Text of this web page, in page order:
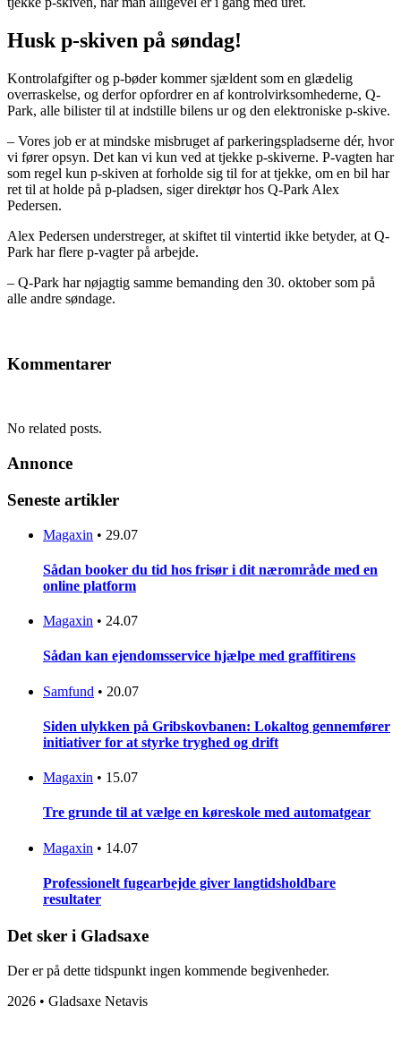
Husk p-skiven på søndag!
Kontrolafgifter og p-bøder kommer sjældent som en glædelig
overraskelse, og derfor opfordrer en af kontrolvirksomhederne, Q-
Park, alle bilister til at indstille bilens ur og den elektroniske p-skive.
– Vores job er at mindske misbruget af parkeringspladserne dér, hvor
vi fører opsyn. Det kan vi kun ved at tjekke p-skiverne. P-vagten har
som regel kun p-skiven at forholde sig til for at tjekke, om en bil har
ret til at holde på p-pladsen, siger direktør hos Q-Park Alex
Pedersen.
Alex Pedersen understreger, at skiftet til vintertid ikke betyder, at Q-
Park har flere p-vagter på arbejde.
– Q-Park har nøjagtig samme bemanding den 30. oktober som på
alle andre søndage.
Kommentarer
No related posts.
Annonce
Seneste artikler
Magaxin • 29.07
Sådan booker du tid hos frisør i dit nærområde med en
online platform
Magaxin • 24.07
Sådan kan ejendomsservice hjælpe med graffitirens
Samfund • 20.07
Siden ulykken på Gribskovbanen: Lokaltog gennemfører
initiativer for at styrke tryghed og drift
Magaxin • 15.07
Tre grunde til at vælge en køreskole med automatgear
Magaxin • 14.07
Professionelt fugearbejde giver langtidsholdbare
resultater
Det sker i Gladsaxe
Der er på dette tidspunkt ingen kommende begivenheder.
2026 • Gladsaxe Netavis